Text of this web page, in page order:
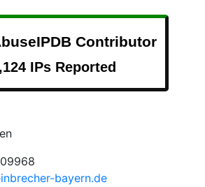
bayern.de